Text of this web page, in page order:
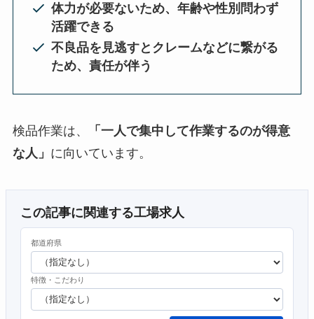
体力が必要ないため、年齢や性別問わず
活躍できる
不良品を見逃すとクレームなどに繋がる
ため、責任が伴う
検品作業は、
「一人で集中して作業するのが得意
な人」 に向いています。
この記事に関連する工場求人
都道府県
特徴・こだわり